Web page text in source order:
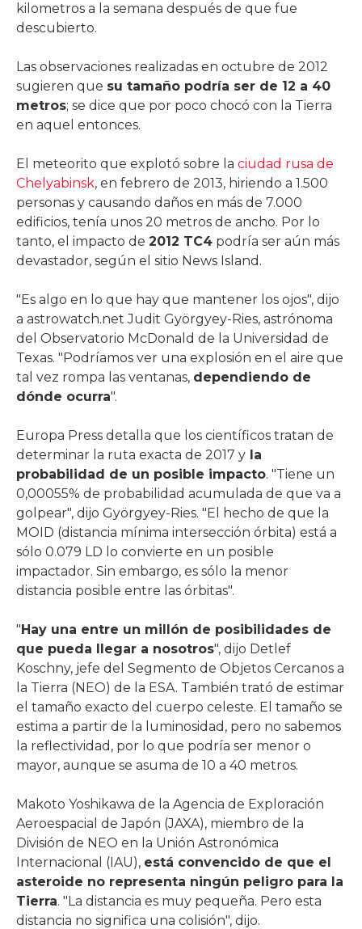
kilometros a la semana después de que fue
descubierto.
Las observaciones realizadas en octubre de 2012
sugieren que su tamaño podría ser de 12 a 40
metros; se dice que por poco chocó con la Tierra
en aquel entonces.
El meteorito que explotó sobre la ciudad rusa de
Chelyabinsk, en febrero de 2013, hiriendo a 1.500
personas y causando daños en más de 7.000
edificios, tenía unos 20 metros de ancho. Por lo
tanto, el impacto de 2012 TC4 podría ser aún más
devastador, según el sitio News Island.
"Es algo en lo que hay que mantener los ojos", dijo
a astrowatch.net Judit Györgyey-Ries, astrónoma
del Observatorio McDonald de la Universidad de
Texas. "Podríamos ver una explosión en el aire que
tal vez rompa las ventanas, dependiendo de
dónde ocurra".
Europa Press detalla que los científicos tratan de
determinar la ruta exacta de 2017 y la
probabilidad de un posible impacto. "Tiene un
0,00055% de probabilidad acumulada de que va a
golpear", dijo Györgyey-Ries. "El hecho de que la
MOID (distancia mínima intersección órbita) está a
sólo 0.079 LD lo convierte en un posible
impactador. Sin embargo, es sólo la menor
distancia posible entre las órbitas".
"Hay una entre un millón de posibilidades de
que pueda llegar a nosotros", dijo Detlef
Koschny, jefe del Segmento de Objetos Cercanos a
la Tierra (NEO) de la ESA. También trató de estimar
el tamaño exacto del cuerpo celeste. El tamaño se
estima a partir de la luminosidad, pero no sabemos
la reflectividad, por lo que podría ser menor o
mayor, aunque se asuma de 10 a 40 metros.
Makoto Yoshikawa de la Agencia de Exploración
Aeroespacial de Japón (JAXA), miembro de la
División de NEO en la Unión Astronómica
Internacional (IAU), está convencido de que el
asteroide no representa ningún peligro para la
Tierra. "La distancia es muy pequeña. Pero esta
distancia no significa una colisión", dijo.